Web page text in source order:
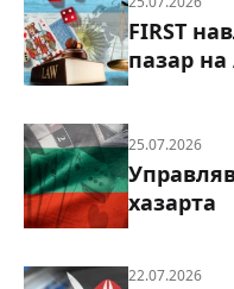
FIRST
пазар
25.07.2026
хазарта
22.07.2026